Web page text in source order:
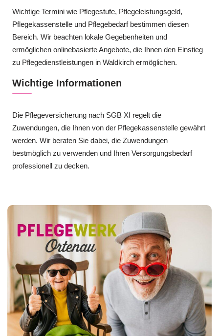
Wichtige Termini wie Pflegestufe, Pflegeleistungsgeld,
Pflegekassenstelle und Pflegebedarf bestimmen diesen
Bereich. Wir beachten lokale Gegebenheiten und
ermöglichen onlinebasierte Angebote, die Ihnen den Einstieg
zu Pflegedienstleistungen in Waldkirch ermöglichen.
Wichtige Informationen
Die Pflegeversicherung nach SGB XI regelt die
Zuwendungen, die Ihnen von der Pflegekassenstelle gewährt
werden. Wir beraten Sie dabei, die Zuwendungen
bestmöglich zu verwenden und Ihren Versorgungsbedarf
professionell zu decken.